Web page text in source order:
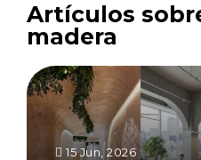
Artículos
madera
15 Jun, 2026